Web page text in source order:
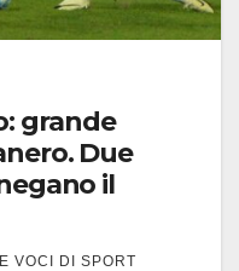
grande
Due
il
VOCI DI SPORT